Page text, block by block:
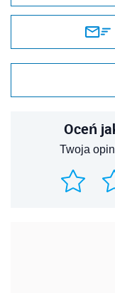
Oceń
Twoja